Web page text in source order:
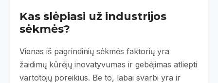
Kas slėpiasi už industrijos
sėkmės?
Vienas iš pagrindinių sėkmės faktorių yra
žaidimų kūrėjų inovatyvumas ir gebėjimas atliepti
vartotojų poreikius. Be to, labai svarbi yra ir